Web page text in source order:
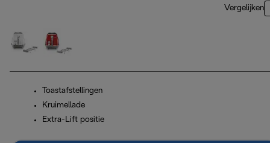
Vergelijken
Toastafstellingen
Kruimellade
Extra-Lift positie